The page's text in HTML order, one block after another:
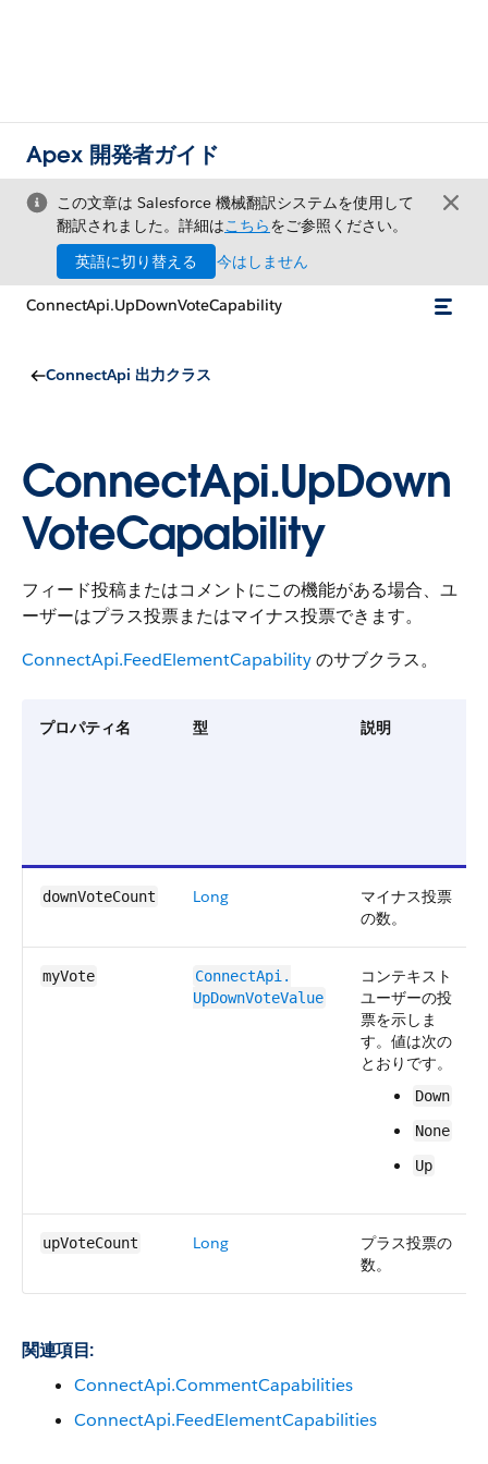
Apex 開発者ガイド
この文章は Salesforce 機械翻訳システムを使用して
翻訳されました。詳細はこちらをご参照ください。
英語に切り替える
今はしません
ConnectApi.UpDownVoteCapability
ConnectApi 出力クラス
ConnectApi.UpDown
VoteCapability
フィード投稿またはコメントにこの機能がある場合、ユ
ーザーはプラス投票またはマイナス投票できます。
ConnectApi.FeedElementCapabilityのサブクラス。
プロパティ名 型 説明
downVoteCount Long
マイナス投票
の数。
myVote
ConnectApi.​
UpDownVoteValue
コンテキスト
ユーザーの投
票を示しま
す。値は次の
とおりです。
Down
None
Up
upVoteCount Long
プラス投票の
数。
関連項目:
ConnectApi.CommentCapabilities
ConnectApi.FeedElementCapabilities